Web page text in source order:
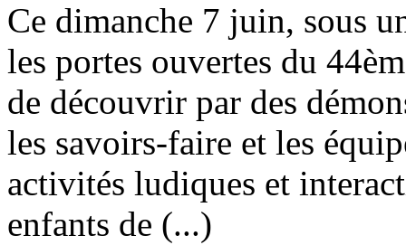
Ce dimanche 7 juin, sous
les portes ouvertes du
de découvrir par des
les savoirs-faire et les
activités ludiques et
enfants de (...)